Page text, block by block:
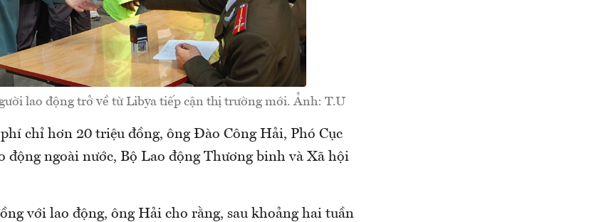
lao động trở về từ Libya tiếp cận thị trường mới. Ảnh: T.U
chỉ hơn 20 triệu đồng, ông Đào Công Hải, Phó Cục
động ngoài nước, Bộ Lao động Thương binh và Xã hội
với lao động, ông Hải cho rằng, sau khoảng hai tuần